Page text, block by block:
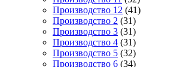
Производство 12 (41)
Производство 2 (31)
Производство 3 (31)
Производство 4 (31)
Производство 5 (32)
Производство 6 (34)